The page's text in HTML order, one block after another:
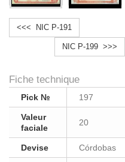
<<< NIC P-191
NIC P-199 >>>
Fiche technique
Pick № 197
Valeur
faciale
20
Devise Córdobas